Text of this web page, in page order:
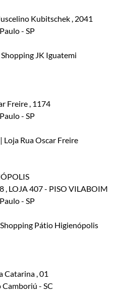
Kubitschek , 2041
- SP
JK Iguatemi
Freire , 1174
- SP
Rua Oscar Freire
, LOJA 407 - PISO VILABOIM
- SP
Pátio Higienópolis
Catarina , 01
Camboriú - SC